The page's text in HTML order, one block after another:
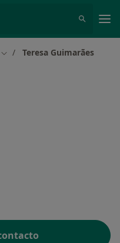
Mudar de cidade
Teresa Guimarães